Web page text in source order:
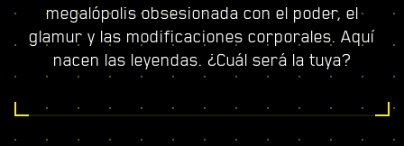
megalópolis obsesionada con el poder, el
glamur y las modificaciones corporales. Aquí
nacen las leyendas. ¿Cuál será la tuya?